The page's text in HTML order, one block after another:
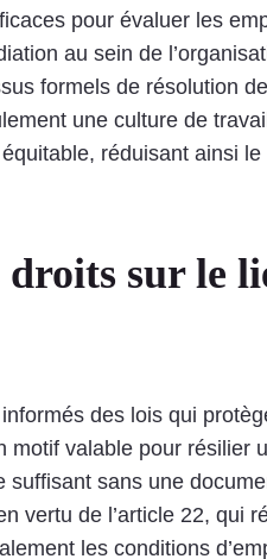
pour évaluer les
au sein de
formels de résolution
une culture de
réduisant ainsi
sur le
des lois qui
motif valable pour résilier
suffisant sans une
vertu de l’article 22, qui
les conditions